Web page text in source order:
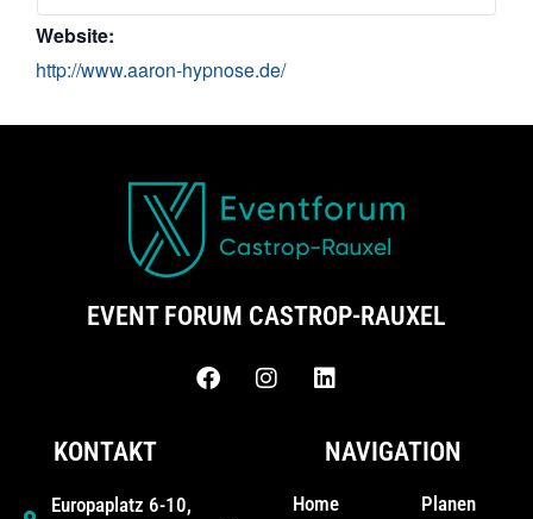
Website:
http://www.aaron-hypnose.de/
EVENT FORUM CASTROP-RAUXEL
KONTAKT
Europaplatz 6-10,
NAVIGATION
Home
Planen